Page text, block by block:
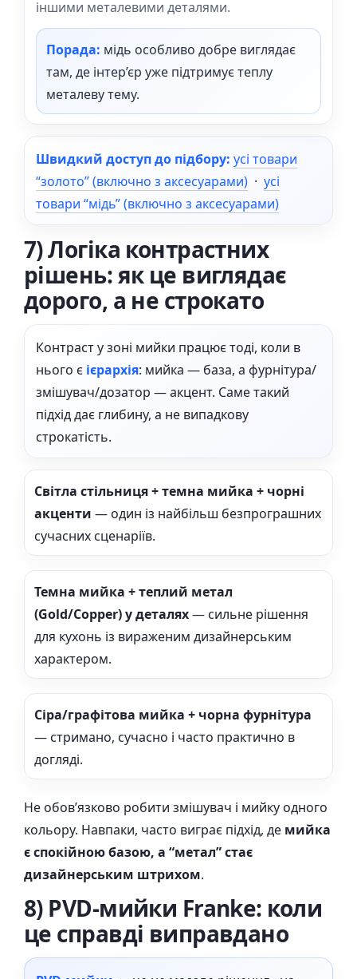
іншими металевими деталями.
Порада: мідь особливо добре виглядає
там, де інтер’єр уже підтримує теплу
металеву тему.
Швидкий доступ до підбору: усі товари
“золото” (включно з аксесуарами) · усі
товари “мідь” (включно з аксесуарами)
7) Логіка контрастних
рішень: як це виглядає
дорого, а не строкато
Контраст у зоні мийки працює тоді, коли в
нього є ієрархія: мийка — база, а фурнітура/
змішувач/дозатор — акцент. Саме такий
підхід дає глибину, а не випадкову
строкатість.
Світла стільниця + темна мийка + чорні
акценти — один із найбільш безпрограшних
сучасних сценаріїв.
Темна мийка + теплий метал
(Gold/Copper) у деталях— сильне рішення
для кухонь із вираженим дизайнерським
характером.
Сіра/графітова мийка + чорна фурнітура
— стримано, сучасно і часто практично в
догляді.
Не обов’язково робити змішувач і мийку одного
кольору. Навпаки, часто виграє підхід, де мийка
є спокійною базою, а “метал” стає
дизайнерським штрихом.
8) PVD-мийки Franke: коли
це справді виправдано